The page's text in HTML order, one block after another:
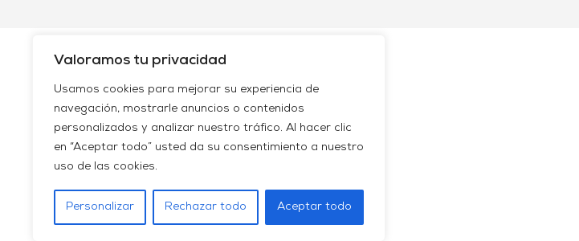
Valoramos tu privacidad
Usamos cookies para mejorar su experiencia de
navegación, mostrarle anuncios o contenidos
personalizados y analizar nuestro tráfico. Al hacer clic
en “Aceptar todo” usted da su consentimiento a nuestro
uso de las cookies.
Personalizar Rechazar todo Aceptar todo